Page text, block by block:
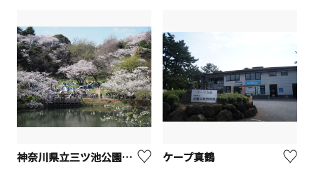
神奈川県立三ツ池公園【横浜市】 ケープ真鶴